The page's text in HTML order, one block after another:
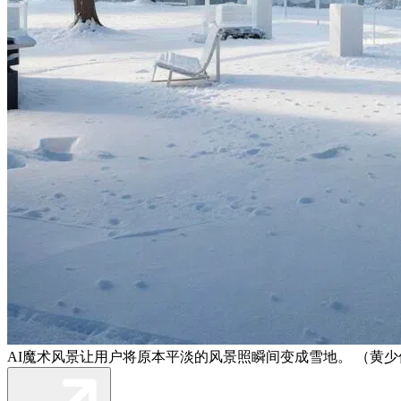
AI魔术风景让用户将原本平淡的风景照瞬间变成雪地。 （黄